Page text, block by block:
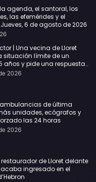
agenda, el santoral, los
las efemérides y el
6 de agosto de 2026
| Una vecina de Lloret
situación límite de un
años y pide una respuesta
2026
ambulancias de última
unidades, ecógrafos y
las 24 horas
2026
de Lloret delante
ingresado en el